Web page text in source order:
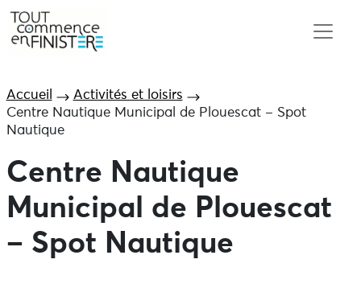
Accueil
Activités et loisirs
Centre Nautique Municipal de Plouescat – Spot
Nautique
Centre Nautique
Municipal de Plouescat
– Spot Nautique